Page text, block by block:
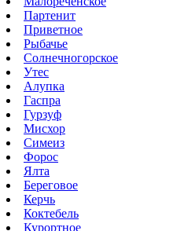
Партенит
Приветное
Рыбачье
Солнечногорское
Утес
Алупка
Гаспра
Гурзуф
Мисхор
Симеиз
Форос
Ялта
Береговое
Керчь
Коктебель
Курортное